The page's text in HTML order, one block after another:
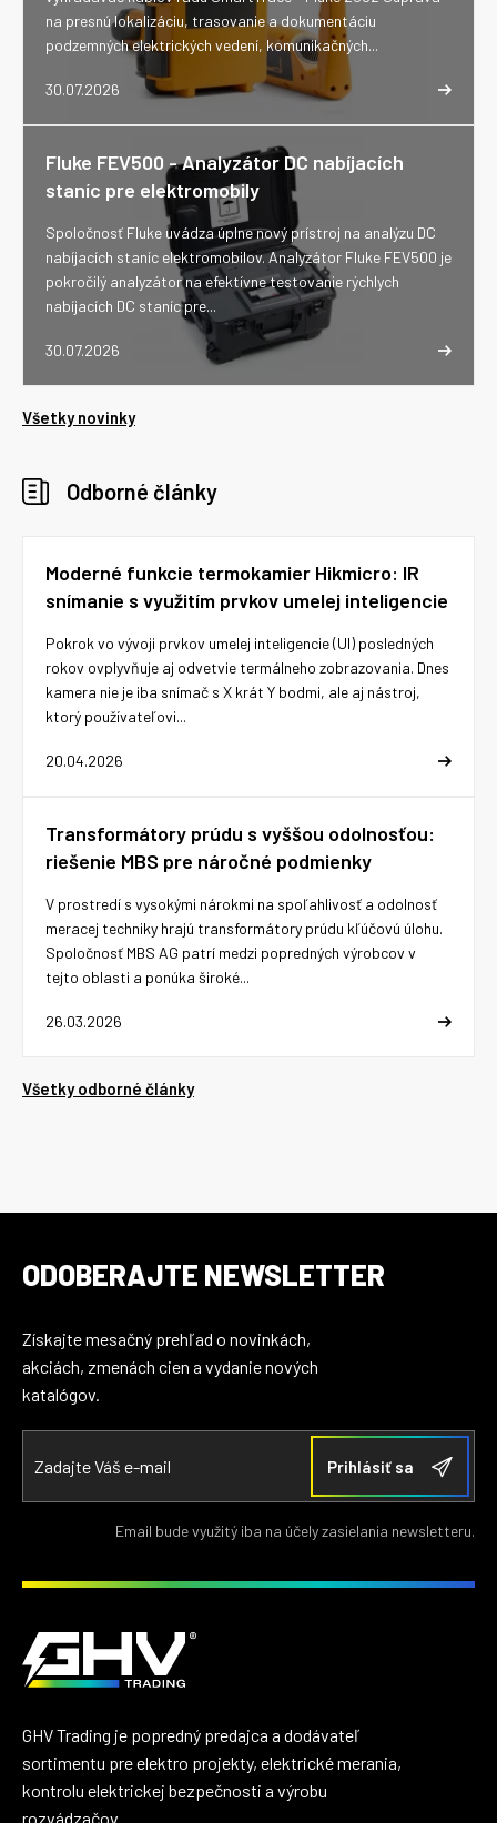
30.07.2026
na presnú lokalizáciu, trasovanie a dokumentáciu
podzemných elektrických vedení, komunikačných...
Fluke FEV500 - Analyzátor DC nabíjacích
staníc pre elektromobily
30.07.2026
Spoločnosť Fluke uvádza úplne nový prístroj na analýzu DC
nabíjacích staníc elektromobilov. Analyzátor Fluke FEV500 je
pokročilý analyzátor na efektívne testovanie rýchlych
nabíjacích DC staníc pre...
Všetky novinky
Odborné články
Moderné funkcie termokamier Hikmicro: IR
snímanie s využitím prvkov umelej inteligencie
20.04.2026
Pokrok vo vývoji prvkov umelej inteligencie (UI) posledných
rokov ovplyvňuje aj odvetvie termálneho zobrazovania. Dnes
kamera nie je iba snímač s X krát Y bodmi, ale aj nástroj,
ktorý používateľovi...
Transformátory prúdu s vyššou odolnosťou:
riešenie MBS pre náročné podmienky
26.03.2026
V prostredí s vysokými nárokmi na spoľahlivosť a odolnosť
meracej techniky hrajú transformátory prúdu kľúčovú úlohu.
Spoločnosť MBS AG patrí medzi popredných výrobcov v
tejto oblasti a ponúka široké...
Všetky odborné články
ODOBERAJTE NEWSLETTER
Získajte mesačný prehľad o novinkách,
akciách, zmenách cien a vydanie nových
katalógov.
Email bude využitý iba na účely zasielania newsletteru.
GHV Trading je popredný predajca a dodávateľ
sortimentu pre elektro projekty, elektrické merania,
kontrolu elektrickej bezpečnosti a výrobu
rozvádzačov.